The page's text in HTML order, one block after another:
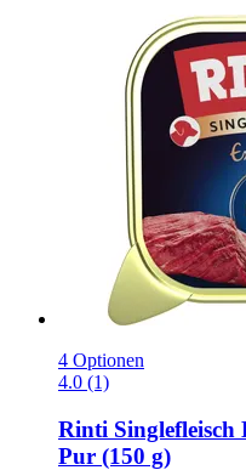
4 Optionen
4.0 (1)
Rinti Singlefleisch
Pur (150 g)